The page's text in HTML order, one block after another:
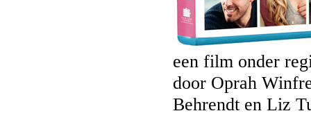
een film onder
door Oprah
Behrendt en Liz